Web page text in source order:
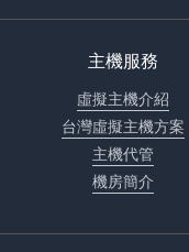
主機服務
虛擬主機介紹
台灣虛擬主機方案
主機代管
機房簡介